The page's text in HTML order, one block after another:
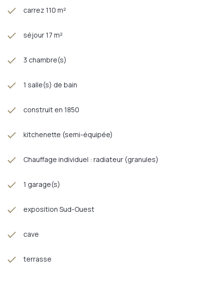
carrez 110 m²
séjour 17 m²
3 chambre(s)
1 salle(s) de bain
construit en 1850
kitchenette (semi-équipée)
Chauffage individuel : radiateur (granules)
1 garage(s)
exposition Sud-Ouest
cave
terrasse